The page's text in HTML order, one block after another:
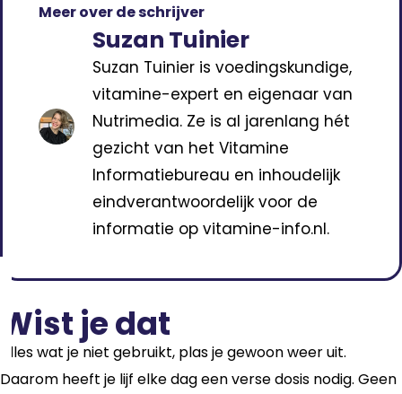
Meer over de schrijver
Suzan Tuinier
Suzan Tuinier is voedingskundige,
vitamine-expert en eigenaar van
Nutrimedia. Ze is al jarenlang hét
gezicht van het Vitamine
Informatiebureau en inhoudelijk
eindverantwoordelijk voor de
informatie op vitamine-info.nl.
Wist je dat
Alles wat je niet gebruikt, plas je gewoon weer uit.
Daarom heeft je lijf elke dag een verse dosis nodig. Geen